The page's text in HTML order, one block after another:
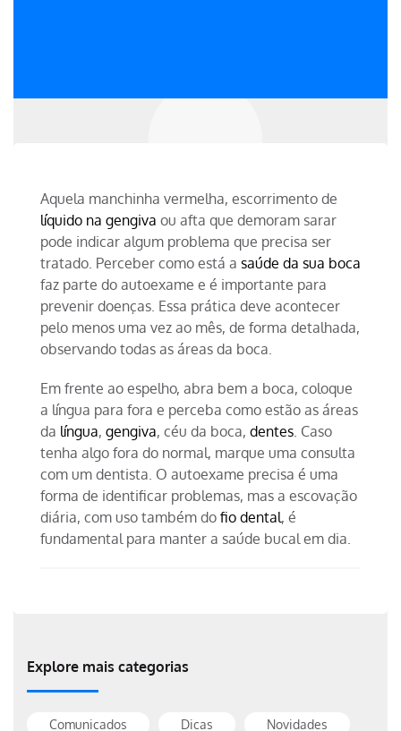
Aquela manchinha vermelha, escorrimento de
líquido na gengiva ou afta que demoram sarar
pode indicar algum problema que precisa ser
tratado. Perceber como está a saúde da sua boca
faz parte do autoexame e é importante para
prevenir doenças. Essa prática deve acontecer
pelo menos uma vez ao mês, de forma detalhada,
observando todas as áreas da boca.
Em frente ao espelho, abra bem a boca, coloque
a língua para fora e perceba como estão as áreas
da língua, gengiva, céu da boca, dentes. Caso
tenha algo fora do normal, marque uma consulta
com um dentista. O autoexame precisa é uma
forma de identificar problemas, mas a escovação
diária, com uso também do fio dental, é
fundamental para manter a saúde bucal em dia.
Explore mais categorias
Comunicados Dicas Novidades